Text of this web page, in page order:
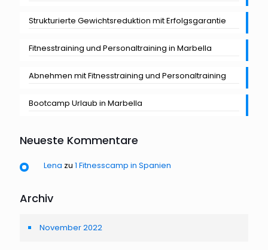
Strukturierte Gewichtsreduktion mit Erfolgsgarantie
Fitnesstraining und Personaltraining in Marbella
Abnehmen mit Fitnesstraining und Personaltraining
Bootcamp Urlaub in Marbella
Neueste Kommentare
Lena zu 1 Fitnesscamp in Spanien
Archiv
November 2022